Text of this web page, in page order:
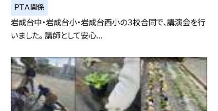
ＰＴＡ関係
岩成台中・岩成台小・岩成台西小の３校合同で、講演会を行
いました。 講師として安心...